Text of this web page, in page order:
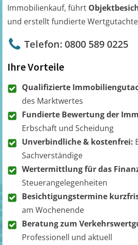
Immobilienkauf, führt
und erstellt fundierte
Telefon: 0800 589 0225
Ihre Vorteile
Qualifizierte
des Marktwertes
Fundierte Bewertung der
Erbschaft und Scheidung
Unverbindliche & kostenfrei:
Sachverständige
Wertermittlung für das
Steuerangelegenheiten
Besichtigungstermine
am Wochenende
Beratung zum
Professionell und aktuell